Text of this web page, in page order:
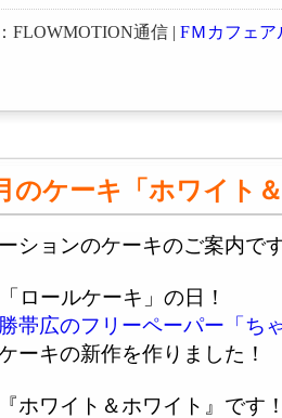
FLOWMOTION通信 | FＭカフェア
のケーキ「ホワイト
ションのケーキのご案内で
ロールケーキ」の日！
帯広のフリーペーパー「ち
ーキの新作を作りました！
ホワイト＆ホワイト』です